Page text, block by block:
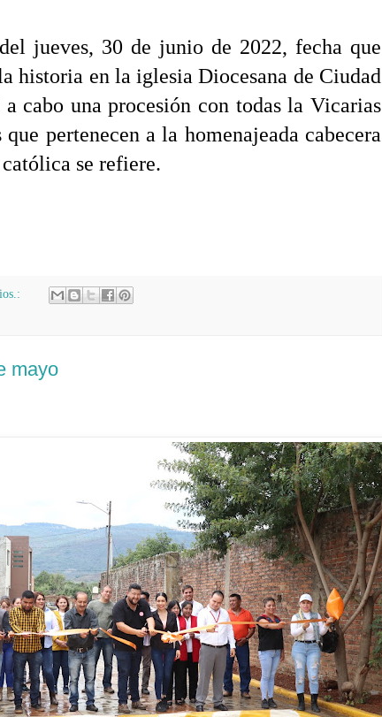
jueves, 30 de junio de 2022, fecha que
historia en la iglesia Diocesana de Ciudad
cabo una procesión con todas la Vicarias
pertenecen a la homenajeada cabecera
se refiere.
mayo